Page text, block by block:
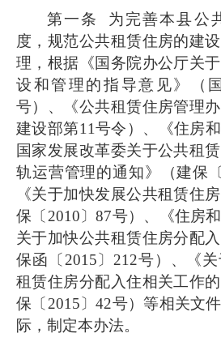
数据专题
第一条
为完善本县公
度，规范公共租赁住房的建
理，根据《国务院办公厅关
设和管理的指导意见》（
号）、《公共租赁住房管理
建设部第11号令）、《住房
国家发展改革委关于公共租
轨运营管理的通知》（建保
《关于加快发展公共租赁住
保〔2010〕87号）、《住房
关于加快公共租赁住房分配
保函〔2015〕212号）、《
租赁住房分配入住相关工作
保〔2015〕42号）等相关文
际，制定本办法。